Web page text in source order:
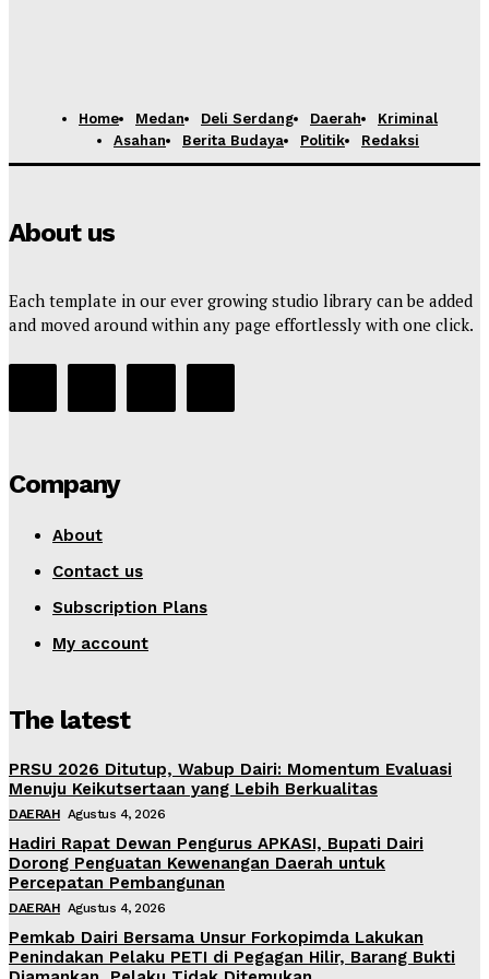
Home Medan Deli Serdang Daerah
Kriminal
Asahan
Berita Budaya Politik Redaksi
About us
Each template in our ever growing studio library can be added
and moved around within any page effortlessly with one click.
Company
About
Contact us
Subscription Plans
My account
The latest
PRSU 2026 Ditutup, Wabup Dairi: Momentum Evaluasi
Menuju Keikutsertaan yang Lebih Berkualitas
DAERAH Agustus 4, 2026
Hadiri Rapat Dewan Pengurus APKASI, Bupati Dairi
Dorong Penguatan Kewenangan Daerah untuk
Percepatan Pembangunan
DAERAH Agustus 4, 2026
Pemkab Dairi Bersama Unsur Forkopimda Lakukan
Penindakan Pelaku PETI di Pegagan Hilir, Barang Bukti